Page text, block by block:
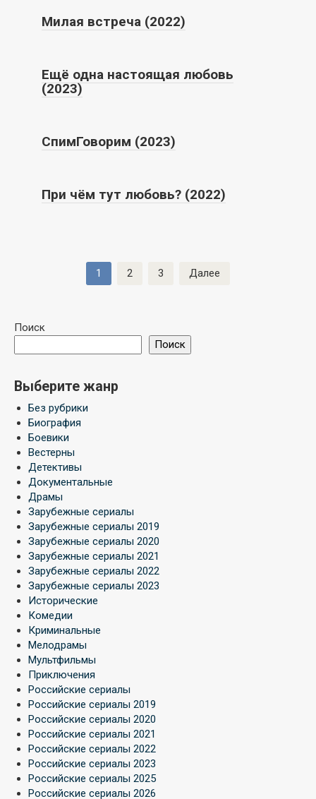
Милая встреча (2022)
Ещё одна настоящая любовь
(2023)
СпимГоворим (2023)
При чём тут любовь? (2022)
1 2 3 Далее
Поиск
Поиск
Выберите жанр
Без рубрики
Биография
Боевики
Вестерны
Детективы
Документальные
Драмы
Зарубежные сериалы
Зарубежные сериалы 2019
Зарубежные сериалы 2020
Зарубежные сериалы 2021
Зарубежные сериалы 2022
Зарубежные сериалы 2023
Исторические
Комедии
Криминальные
Мелодрамы
Мультфильмы
Приключения
Российские сериалы
Российские сериалы 2019
Российские сериалы 2020
Российские сериалы 2021
Российские сериалы 2022
Российские сериалы 2023
Российские сериалы 2025
Российские сериалы 2026